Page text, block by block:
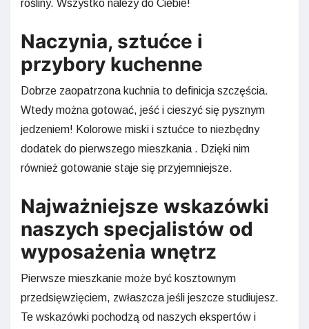
rośliny. Wszystko należy do Ciebie!
Naczynia, sztućce i
przybory kuchenne
Dobrze zaopatrzona kuchnia to definicja szczęścia.
Wtedy można gotować, jeść i cieszyć się pysznym
jedzeniem! Kolorowe miski i sztućce to niezbędny
dodatek do pierwszego mieszkania . Dzięki nim
również gotowanie staje się przyjemniejsze.
Najważniejsze wskazówki
naszych specjalistów od
wyposażenia wnętrz
Pierwsze mieszkanie może być kosztownym
przedsięwzięciem, zwłaszcza jeśli jeszcze studiujesz.
Te wskazówki pochodzą od naszych ekspertów i